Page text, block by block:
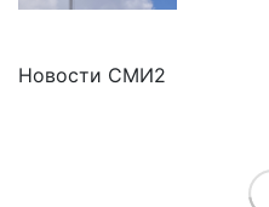
Новости СМИ2